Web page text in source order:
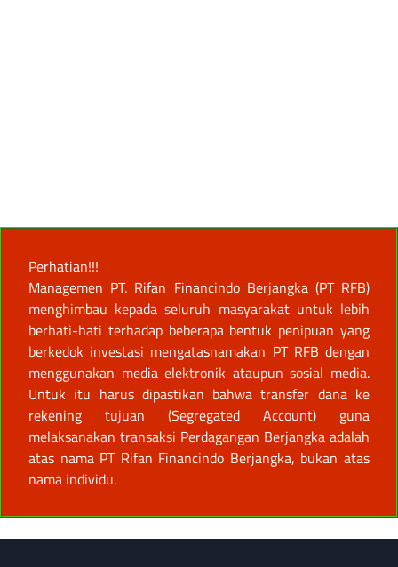
Perhatian!!!
Managemen PT. Rifan Financindo Berjangka (PT RFB)
menghimbau kepada seluruh masyarakat untuk lebih
berhati-hati terhadap beberapa bentuk penipuan yang
berkedok investasi mengatasnamakan PT RFB dengan
menggunakan media elektronik ataupun sosial media.
Untuk itu harus dipastikan bahwa transfer dana ke
rekening tujuan (Segregated Account) guna
melaksanakan transaksi Perdagangan Berjangka adalah
atas nama PT Rifan Financindo Berjangka, bukan atas
nama individu.